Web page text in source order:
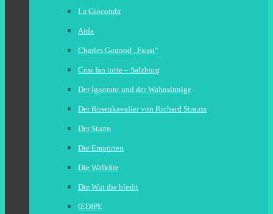
La Gioconda
Aida
Charles Gounod „Faust“
Cosi fan tutte – Salzburg
Der Ignorant und der Wahnsinnige
Der Rosenkavalier von Richard Strauss
Der Sturm
Die Empörten
Die Walküre
Die Wut die bleibt
ŒDIPE